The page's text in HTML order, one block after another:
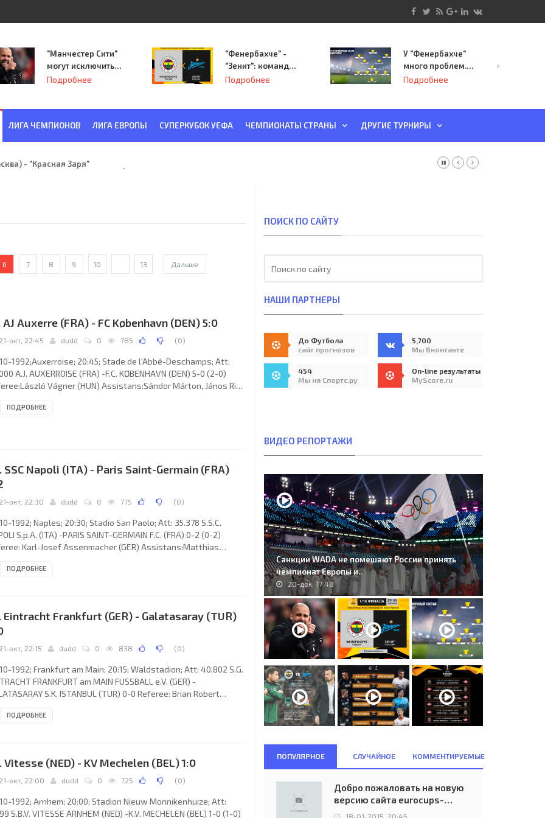
"Манчестер Сити"
могут исключить
из Лиги
Подробнее
"Фенербахче" -
"Зенит": команда
Семака начинает
Подробнее
У "Фенербахче"
много проблем.
Но он опасен для
Подробнее
ЛИГА ЧЕМПИОНОВ ЛИГА ЕВРОПЫ СУПЕРКУБОК УЕФА ЧЕМПИОНАТЫ СТРАНЫ ДРУГИЕ ТУРНИРЫ
- "Красная Заря" (Ленинград) 6:2
6 7 8 9 10 13 Дальше
AJ Auxerre (FRA) - FC København (DEN) 5:0
21-окт, 22:45 dudd 0 785 (0)
1992;Auxerroise; 20:45; Stade de l'Abbé-Deschamps; Att:
A.J. AUXERROISE (FRA) -F.C. KØBENHAVN (DEN) 5-0 (2-0)
Vágner (HUN) Assistans:Sándor Márton, János Ring
Martins 53; 4-0 Gérald Baticle 80; 5-0 Didier Otokore 90.
ПОДРОБНЕЕ
SSC Napoli (ITA) - Paris Saint-Germain (FRA)
21-окт, 22:30 dudd 0 775 (0)
1992; Naples; 20:30; Stadio San Paolo; Att: 35.378 S.S.C.
S.p.A. (ITA) -PARIS SAINT-GERMAIN F.C. (FRA) 0-2 (0-2)
Karl-Josef Assenmacher (GER) Assistans:Matthias
Weah 35. S.S.C. NAPOLI S.p.A. (coach: Claudio Ranieri):
ПОДРОБНЕЕ
Eintracht Frankfurt (GER) - Galatasaray (TUR)
21-окт, 22:15 dudd 0 838 (0)
1992; Frankfurt am Main; 20:15; Waldstadion; Att: 40.802 S.G.
FRANKFURT am MAIN FUSSBALL e.V. (GER) -
S.K. ISTANBUL (TUR) 0-0 Referee: Brian Robert
EINTRACHT (coach: Dragoslav Stepanović): Uli Stein, Manfred
Heinz
ПОДРОБНЕЕ
Vitesse (NED) - KV Mechelen (BEL) 1:0
21-окт, 22:00 dudd 0 725 (0)
1992; Arnhem; 20:00; Stadion Nieuw Monnikenhuize; Att:
S.B.V. VITESSE ARNHEM (NED) -K.V. MECHELEN (BEL) 1-0 (1-0)
ПОИСК ПО САЙТУ
НАШИ ПАРТНЕРЫ
До Футбола
сайт прогнозов
5,700
Мы Вконтакте
454
Мы на Спортс.ру
On-line результаты
MyScore.ru
ВИДЕО РЕПОРТАЖИ
Санкции WADA не помешают России принять
чемпионат Европы и..
20-дек, 17:48
ПОПУЛЯРНОЕ СЛУЧАЙНОЕ КОММЕНТИРУЕМЫЕ
Добро пожаловать на новую
версию сайта eurocups-
uefa.ru
18-01-2015, 20:45